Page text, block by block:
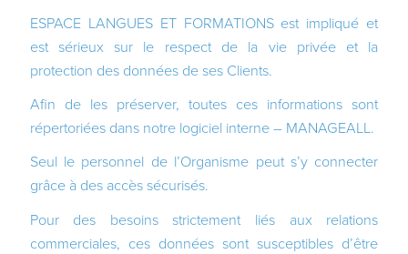
ESPACE LANGUES ET FORMATIONS est impliqué et
est sérieux sur le respect de la vie privée et la
protection des données de ses Clients.
Afin de les préserver, toutes ces informations sont
répertoriées dans notre logiciel interne – MANAGEALL.
Seul le personnel de l’Organisme peut s’y connecter
grâce à des accès sécurisés.
Pour des besoins strictement liés aux relations
commerciales, ces données sont susceptibles d’être